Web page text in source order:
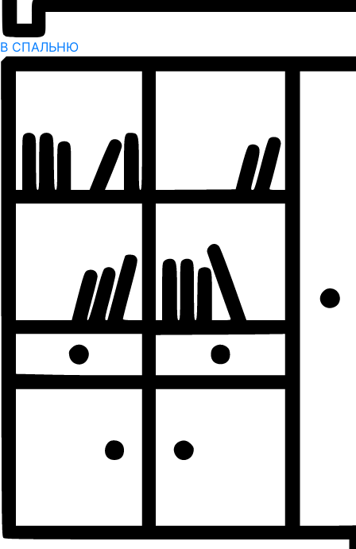
В СПАЛЬНЮ